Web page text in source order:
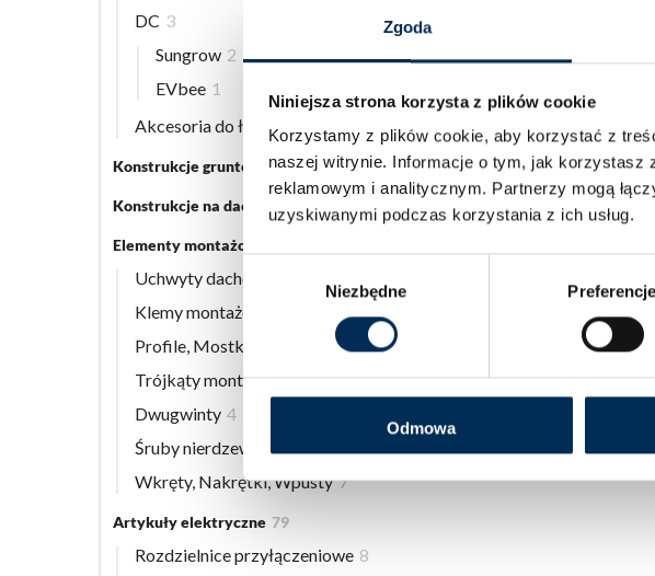
Zgoda
Niniejsza strona korzysta z plików cookie
Korzystamy z plików cookie, aby korzystać z
naszej witrynie. Informacje o tym, jak korzystasz
reklamowym i analitycznym. Partnerzy mogą
uzyskiwanymi podczas korzystania z ich usług.
Niezbędne Preferencje
Odmowa
DC 3
Sungrow 2
EVbee 1
Akcesoria do ładowarek EV
Konstrukcje gruntowe 5
Konstrukcje na dach płaski 3
Elementy montażowe
Uchwyty dachowe
Klemy montażowe
Profile, Mostki
Trójkąty montażowe 3
Dwugwinty 4
Śruby nierdzewne
Wkręty, Nakrętki, Wpusty 7
Artykuły elektryczne 79
Rozdzielnice przyłączeniowe 8